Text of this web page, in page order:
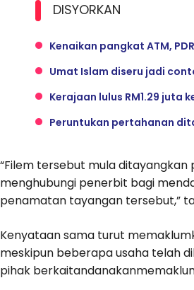
DISYORKAN
Kenaikan pangkat ATM,
Umat Islam diseru jadi
Kerajaan lulus RM1.29 juta
Peruntukan pertahanan
“Filem tersebut mula ditayangkan
menghubungi penerbit bagi
penamatan tayangan tersebut,”
Kenyataan sama turut
meskipun beberapa usaha telah
pihak